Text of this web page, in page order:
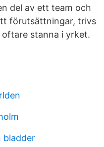
del av ett team och
förutsättningar, trivs
stanna i yrket.
bladder